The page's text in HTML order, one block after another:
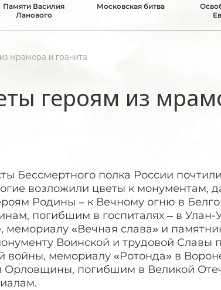
Памяти Василия
Ланового
Московская битва
мрамора и гранита
героям из
Бессмертного полка России
возложили цветы к монументам,
Родины – к Вечному огню в
погибшим в госпиталях – в Улан-
мемориалу «Вечная слава» и
Воинской и трудовой Славы
войны, мемориалу «Ротонда» в
Орловщины, погибшим в Великой